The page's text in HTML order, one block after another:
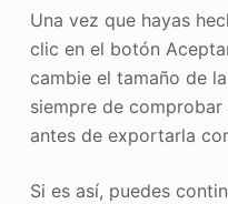
Una vez que hayas
clic en el botón
cambie el tamaño de
siempre de
antes de exportarla
Si es así, puedes